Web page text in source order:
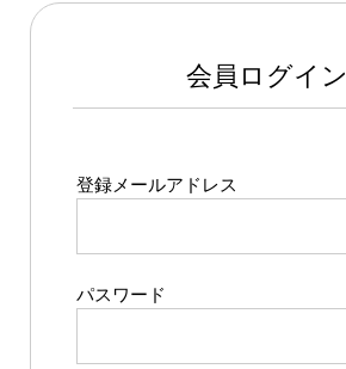
会員ログイン
登録メールアドレス
パスワード